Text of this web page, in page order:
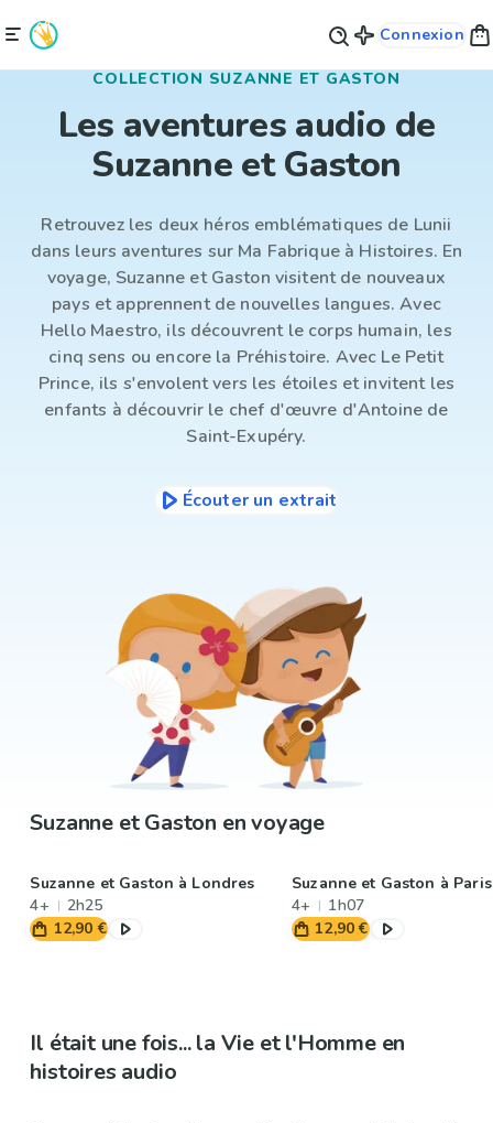
Connexion
COLLECTION SUZANNE ET GASTON
Les aventures audio de
Suzanne et Gaston
Retrouvez les deux héros emblématiques de Lunii
dans leurs aventures sur Ma Fabrique à Histoires. En
voyage, Suzanne et Gaston visitent de nouveaux
pays et apprennent de nouvelles langues. Avec
Hello Maestro, ils découvrent le corps humain, les
cinq sens ou encore la Préhistoire. Avec Le Petit
Prince, ils s'envolent vers les étoiles et invitent les
enfants à découvrir le chef d'œuvre d'Antoine de
Saint-Exupéry.
Écouter un extrait
Suzanne et Gaston en voyage
Suzanne et Gaston à Londres
4+
2h25
12,90 €
Suzanne et Gaston à Paris
4+
1h07
12,90 €
Il était une fois... la Vie et l'Homme en
histoires audio